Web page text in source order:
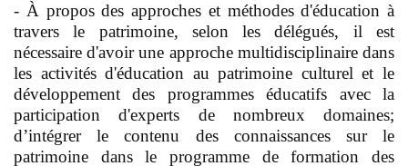
- À propos des approches et méthodes d'éducation à
travers le patrimoine, selon les délégués, il est
nécessaire d'avoir une approche multidisciplinaire dans
les activités d'éducation au patrimoine culturel et le
développement des programmes éducatifs avec la
participation d'experts de nombreux domaines;
d’intégrer le contenu des connaissances sur le
patrimoine dans le programme de formation des